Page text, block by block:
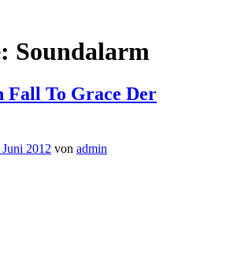
Soundalarm
Fall To Grace Der
Juni 2012 von admin